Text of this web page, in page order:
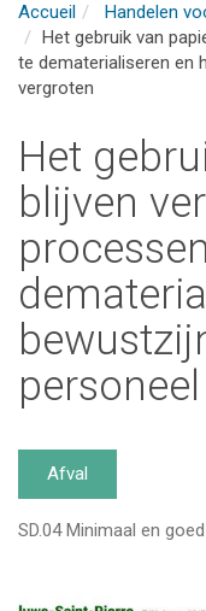
Accueil Handelen
Het gebruik van
te dematerialiseren en
vergroten
Het
blijven
Afval
SD.04 Minimaal en